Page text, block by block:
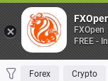
收藏 夹 交易量最
Forex Crypto
FXOpen
FREE -